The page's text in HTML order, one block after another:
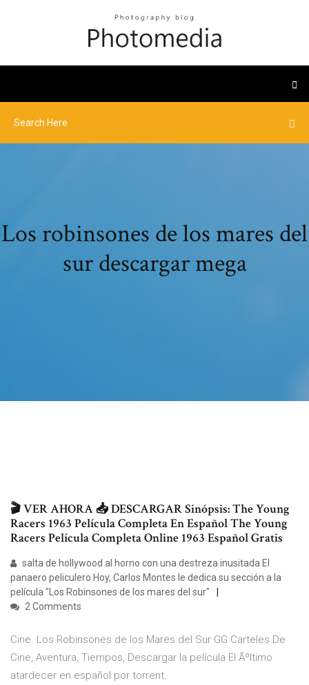
Los robinsones de los mares del
sur descargar mega
🎬 VER AHORA 📥 DESCARGAR Sinópsis: The Young
Racers 1963 Película Completa En Español The Young
Racers Película Completa Online 1963 Español Gratis
salta de hollywood al horno con una destreza inusitada El
panaero peliculero Hoy, Carlos Montes le dedica su sección a la
película "Los Robinsones de los mares del sur"
2 Comments
Cine. Los Robinsones de los Mares del Sur GG Carteles De
Cine, Aventura, Tiempos, Descargar la película El Ãºltimo
atardecer en español por torrent.